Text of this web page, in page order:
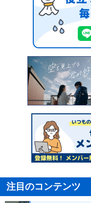
注目のコンテンツ